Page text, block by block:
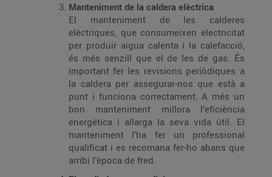
Manteniment de la caldera elèctrica
El manteniment de les calderes
elèctriques, que consumeixen electricitat
per produir aigua calenta i la calefacció,
és més senzill que el de les de gas. És
important fer les revisions periòdiques a
la caldera per assegurar-nos que està a
punt i funciona correctament. A més un
bon manteniment millora l’eficiència
energètica i allarga la seva vida útil. El
manteniment l’ha fer un professional
qualificat i es recomana fer-ho abans que
arribi l’època de fred.